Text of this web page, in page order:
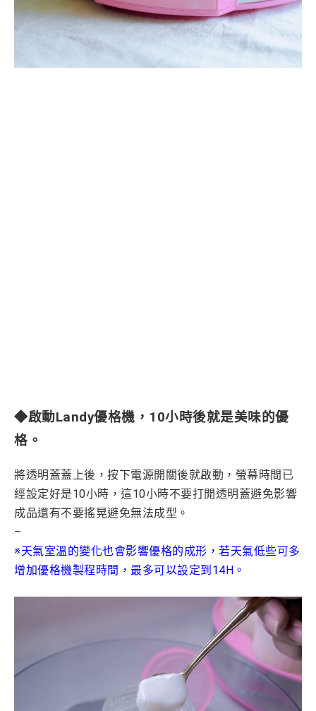
◆啟動Landy優格機，10小時後就是美味的優
格。
將透明蓋蓋上後，按下電源開關後就啟動，螢幕時間已
經設定好是10小時 ，這10小時不要打開透明蓋避免影響
成品還有不要搖晃避免無法成型。
–
※天氣室溫的變化也會影響優格的成形，若天氣低些可多
增加優格機製程時間，最多可以設定到14H。